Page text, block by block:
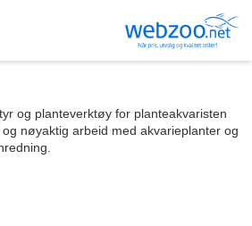
og planteverktøy for planteakvaristen
nøyaktig arbeid med akvarieplanter og